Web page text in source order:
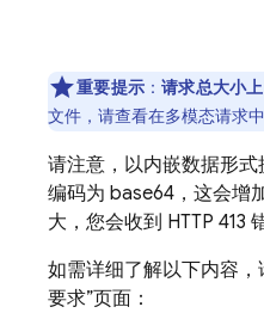
重要提示 ： 请求总大小
文件，请查看在多模态请求
请注意，以内嵌数据形
编码为 base64，这会增
大，您会收到 HTTP 413
如需详细了解以下内容
要求”页面：